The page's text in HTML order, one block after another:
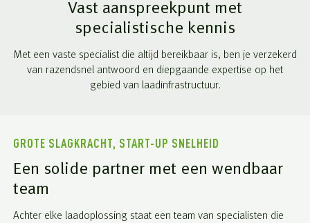
Vast aanspreekpunt met
specialistische kennis
Met een vaste specialist die altijd bereikbaar is, ben je verzekerd
van razendsnel antwoord en diepgaande expertise op het
gebied van laadinfrastructuur.
GROTE SLAGKRACHT, START-UP SNELHEID
Een solide partner met een wendbaar
team
Achter elke laadoplossing staat een team van specialisten die